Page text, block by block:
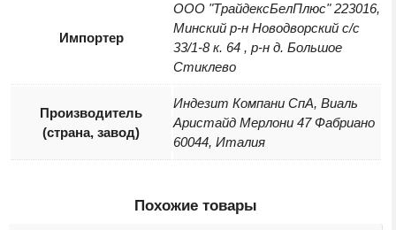
Импортер
ООО "ТрайдексБелПлюс" 223016,
Минский р-н Новодворский с/с
33/1-8 к. 64 , р-н д. Большое
Стиклево
Производитель
(страна, завод)
Индезит Компани СпА, Виаль
Аристайд Мерлони 47 Фабриано
60044, Италия
Похожие товары